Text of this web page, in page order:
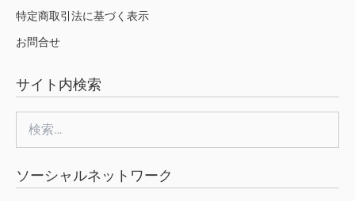
特定商取引法に基づく表示
お問合せ
サイト内検索
索:
ソーシャルネットワーク